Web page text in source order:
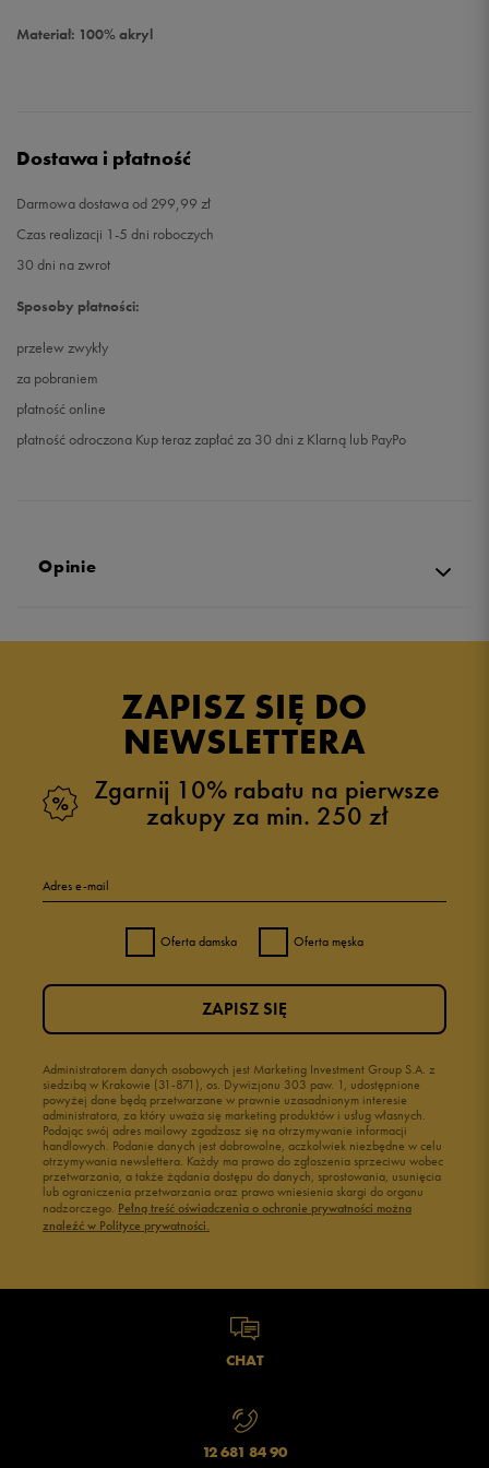
Materiał: 100% akryl
Dostawa i płatność
Darmowa dostawa od 299,99 zł
Czas realizacji 1-5 dni roboczych
30 dni na zwrot
Sposoby płatności:
przelew zwykły
za pobraniem
płatność online
płatność odroczona Kup teraz zapłać za 30 dni z Klarną lub PayPo
Opinie
4.9
zebranych i zweryfikowanych przez
4 3%
1 1%
Jak zbieramy opinie?
ZAPISZ SIĘ DO
NEWSLETTERA
Zgarnij 10% rabatu na pierwsze
zakupy za min. 250 zł
Adres e-mail
Oferta damska Oferta męska
Administratorem danych osobowych jest Marketing Investment Group S.A. z
siedzibą w Krakowie (31-871), os. Dywizjonu 303 paw. 1, udostępnione
powyżej dane będą przetwarzane w prawnie uzasadnionym interesie
administratora, za który uważa się marketing produktów i usług własnych.
Podając swój adres mailowy zgadzasz się na otrzymywanie informacji
handlowych. Podanie danych jest dobrowolne, aczkolwiek niezbędne w celu
otrzymywania newslettera. Każdy ma prawo do zgłoszenia sprzeciwu wobec
przetwarzania, a także żądania dostępu do danych, sprostowania, usunięcia
lub ograniczenia przetwarzania oraz prawo wniesienia skargi do organu
nadzorczego. Pełną treść oświadczenia o ochronie prywatności można
znaleźć w Polityce prywatności.
ZAPISZ SIĘ
CHAT
12 681 84 90